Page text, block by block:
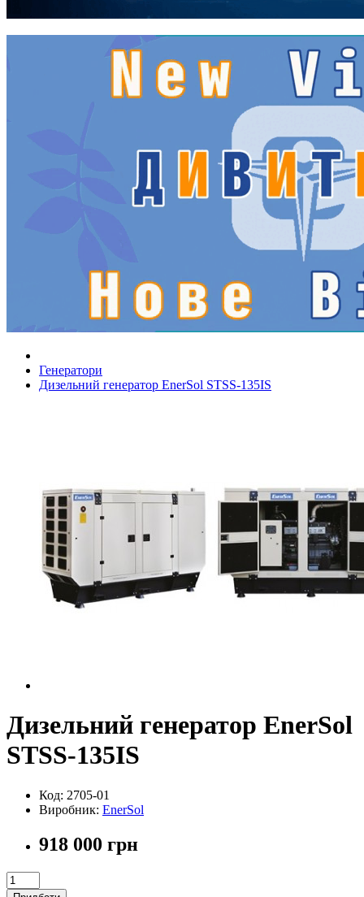
Генератори
Дизельний генератор EnerSol STSS-135IS
Дизельний генератор EnerSol
STSS-135IS
Код: 2705-01
Виробник: EnerSol
918 000 грн